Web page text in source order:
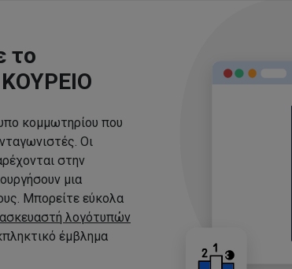
το
κομμωτηρίου που
Οι
στην
μια
Μπορείτε εύκολα
λογότυπών
έμβλημα